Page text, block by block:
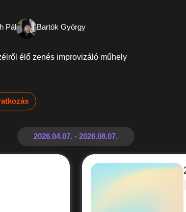
Pál Bartók György
élő zenés improvizáló műhely